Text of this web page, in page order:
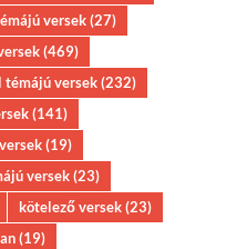
versek(27)
(469)
témájú versek(232)
(141)
(19)
versek(23)
kötelező versek(23)
(19)